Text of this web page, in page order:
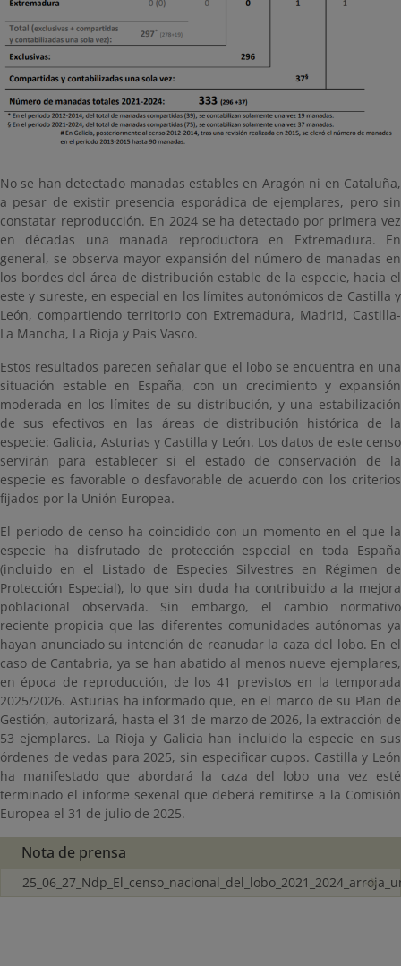
No se han detectado manadas estables en Aragón ni en Cataluña,
a pesar de existir presencia esporádica de ejemplares, pero sin
constatar reproducción. En 2024 se ha detectado por primera vez
en décadas una manada reproductora en Extremadura. En
general, se observa mayor expansión del número de manadas en
los bordes del área de distribución estable de la especie, hacia el
este y sureste, en especial en los límites autonómicos de Castilla y
León, compartiendo territorio con Extremadura, Madrid, Castilla-
La Mancha, La Rioja y País Vasco.
Estos resultados parecen señalar que el lobo se encuentra en una
situación estable en España, con un crecimiento y expansión
moderada en los límites de su distribución, y una estabilización
de sus efectivos en las áreas de distribución histórica de la
especie: Galicia, Asturias y Castilla y León. Los datos de este censo
servirán para establecer si el estado de conservación de la
especie es favorable o desfavorable de acuerdo con los criterios
fijados por la Unión Europea.
El periodo de censo ha coincidido con un momento en el que la
especie ha disfrutado de protección especial en toda España
(incluido en el Listado de Especies Silvestres en Régimen de
Protección Especial), lo que sin duda ha contribuido a la mejora
poblacional observada. Sin embargo, el cambio normativo
reciente propicia que las diferentes comunidades autónomas ya
hayan anunciado su intención de reanudar la caza del lobo. En el
caso de Cantabria, ya se han abatido al menos nueve ejemplares,
en época de reproducción, de los 41 previstos en la temporada
2025/2026. Asturias ha informado que, en el marco de su Plan de
Gestión, autorizará, hasta el 31 de marzo de 2026, la extracción de
53 ejemplares. La Rioja y Galicia han incluido la especie en sus
órdenes de vedas para 2025, sin especificar cupos. Castilla y León
ha manifestado que abordará la caza del lobo una vez esté
terminado el informe sexenal que deberá remitirse a la Comisión
Europea el 31 de julio de 2025.
Nota de prensa